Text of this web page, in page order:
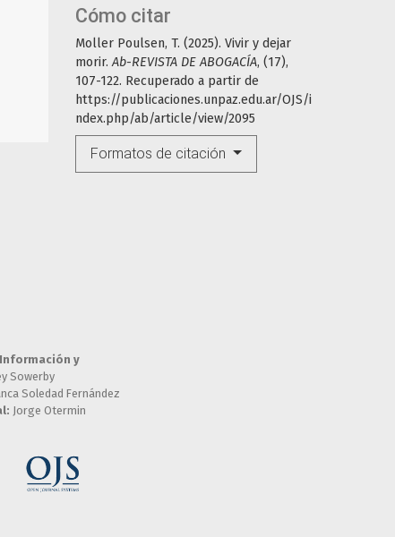
Cómo citar
Moller Poulsen, T. (2025). Vivir y dejar
morir.Ab-REVISTA DE ABOGACÍA, (17),
107-122. Recuperado a partir de
https://publicaciones.unpaz.edu.ar/OJS/i
ndex.php/ab/article/view/2095
Formatos de citación
y
Sowerby
Soledad Fernández
Jorge Otermin